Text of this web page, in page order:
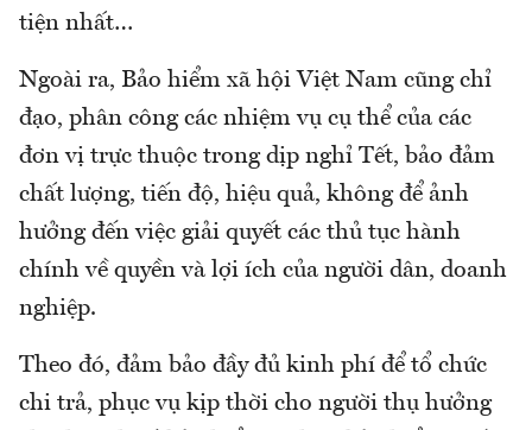
tiện nhất…
Ngoài ra, Bảo hiểm xã hội Việt Nam cũng chỉ
đạo, phân công các nhiệm vụ cụ thể của các
đơn vị trực thuộc trong dịp nghỉ Tết, bảo đảm
chất lượng, tiến độ, hiệu quả, không để ảnh
hưởng đến việc giải quyết các thủ tục hành
chính về quyền và lợi ích của người dân, doanh
nghiệp.
Theo đó, đảm bảo đầy đủ kinh phí để tổ chức
chi trả, phục vụ kịp thời cho người thụ hưởng